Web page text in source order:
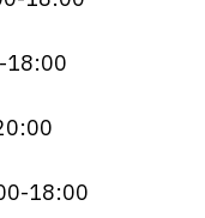
18:00
18:00